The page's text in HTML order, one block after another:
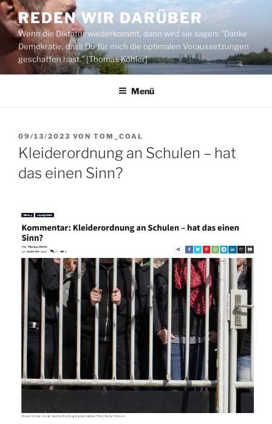
Zum
Inhalt
springen
REDEN WIR DARÜBER
Wenn die Diktatur wiederkommt, dann wird sie sagen: "Danke
Demokratie, dass Du für mich die optimalen Voraussetzungen
geschaffen hast." [Thomas Köhler]
Menü
VERÖFFENTLICHT
AM
09/13/2023 VON TOM_COAL
Kleiderordnung an Schulen – hat
das einen Sinn?